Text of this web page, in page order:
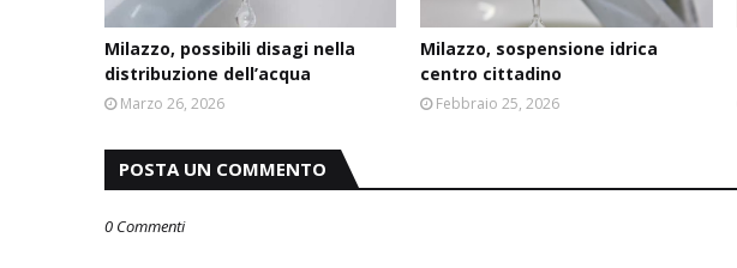
Milazzo, possibili disagi nella
distribuzione dell’acqua
Marzo 26, 2026
Milazzo, sospensione idrica
centro cittadino
Febbraio 25, 2026
POSTA UN COMMENTO
0 Commenti